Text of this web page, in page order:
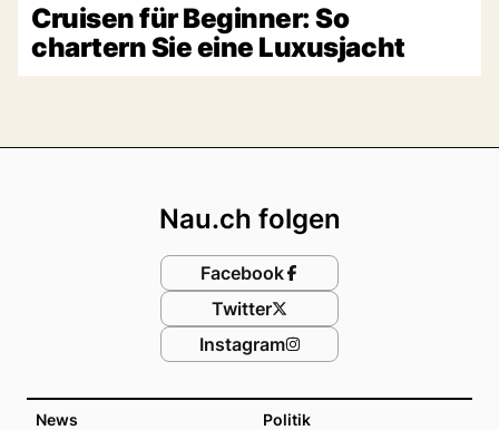
Cruisen für Beginner: So
chartern Sie eine Luxusjacht
News Politik
Nau.ch folgen
Facebook
Twitter
Instagram